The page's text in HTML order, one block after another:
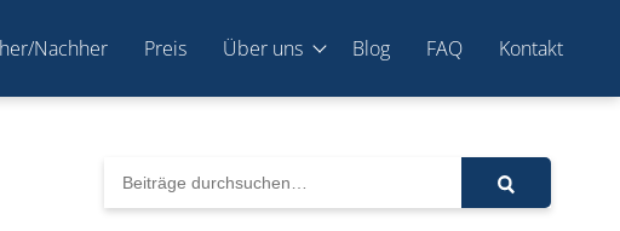
Nachher Preis Über uns Blog FAQ Kontakt